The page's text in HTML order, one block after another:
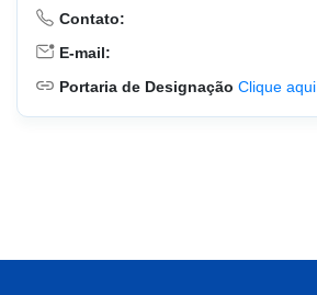
Contato:
E-mail:
Portaria de Designação Clique aqui